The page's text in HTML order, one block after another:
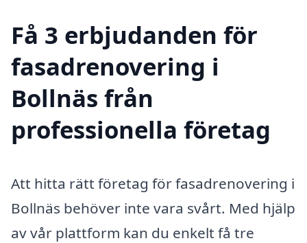
Få 3 erbjudanden för
fasadrenovering i
Bollnäs från
professionella företag
Att hitta rätt företag för fasadrenovering i
Bollnäs behöver inte vara svårt. Med hjälp
av vår plattform kan du enkelt få tre